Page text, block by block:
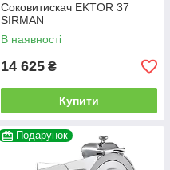
Соковитискач EKTOR 37
SIRMAN
В наявності
14 625 ₴
Купити
Подарунок